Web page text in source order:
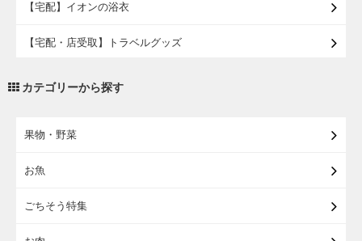
【宅配】イオンの浴衣
【宅配・店受取】トラベルグッズ
カテゴリーから探す
果物・野菜
お魚
ごちそう特集